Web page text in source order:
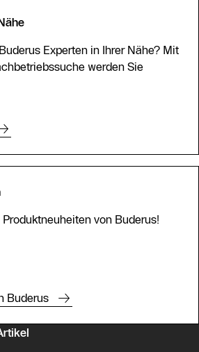
mit 120 m2 wären
Euro, abhängig vom
und Arbeitsaufwand.
Heiz- und
Bei kabelgebundenen Systemen
400 bis 500 Euro für Material
durch den Techniker hinzu,
Experten in Ihrer Nähe? Mit
werden Sie
von Buderus!
Buderus